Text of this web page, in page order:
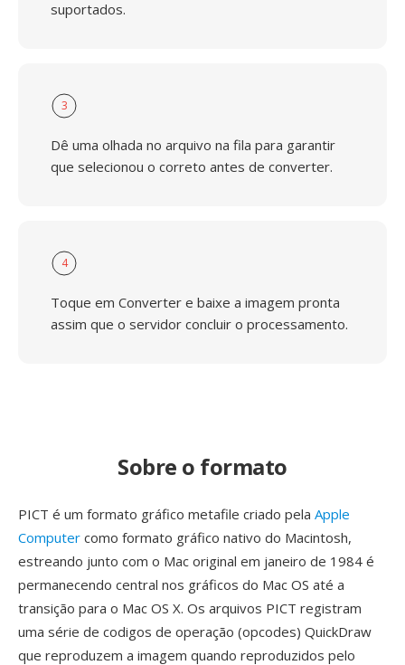
suportados.
3
Dê uma olhada no arquivo na fila para garantir
que selecionou o correto antes de converter.
4
Toque em Converter e baixe a imagem pronta
assim que o servidor concluir o processamento.
Sobre o formato
PICT é um formato gráfico metafile criado pela Apple
Computer como formato gráfico nativo do Macintosh,
estreando junto com o Mac original em janeiro de 1984 é
permanecendo central nos gráficos do Mac OS até a
transição para o Mac OS X. Os arquivos PICT registram
uma série de codigos de operação (opcodes) QuickDraw
que reproduzem a imagem quando reproduzidos pelo